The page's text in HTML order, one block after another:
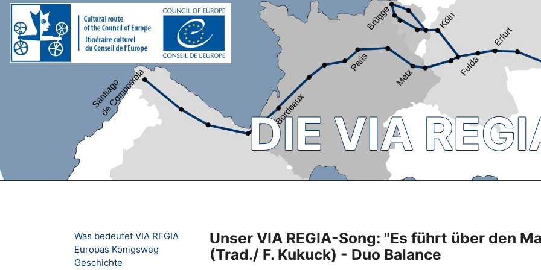
DIE VIA
Was bedeutet VIA REGIA
Europas Königsweg
Geschichte
Unser VIA REGIA-Song: "Es führt über den
(Trad./ F. Kukuck) - Duo Balance